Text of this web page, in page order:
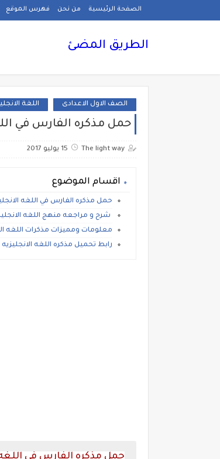
الصفحة الرئيسية من نحن فهرس الموقع
الطريق المضئ
الصف الاول الاعدادى اللغة
حمل مذكره الفارس في
The light way 15 يوليو 2017
اقسام الموضوع
حمل مذكره الفارس في اللغه
شرح و مراجعه منهج اللغه
معلومات ومميزات مذكرات اللغه
رابط تحميل مذكره اللغه
حمل مذكره الفارس في اللغه